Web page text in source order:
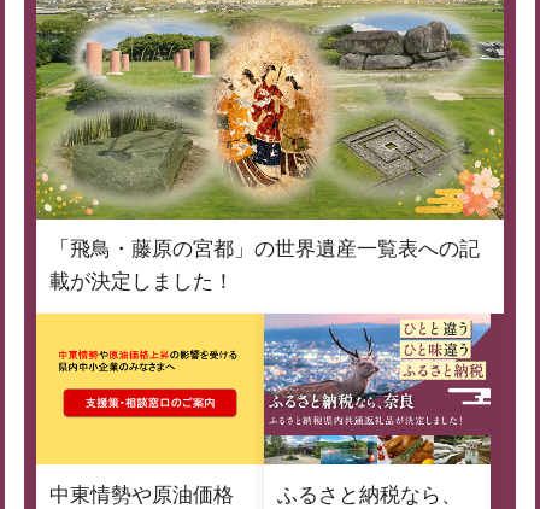
「飛鳥・藤原の宮都」の世界遺産一覧表への記
載が決定しました！
中東情勢や原油価格
ふるさと納税なら、